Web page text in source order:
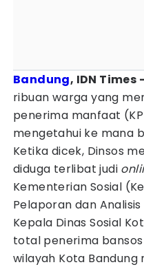
Bandung, IDN Times -
ribuan warga yang
penerima manfaat
mengetahui ke mana
Ketika dicek, Dinsos
diduga terlibat judi
Kementerian Sosial
Pelaporan dan
Kepala Dinas Sosial
total penerima
wilayah Kota Bandung